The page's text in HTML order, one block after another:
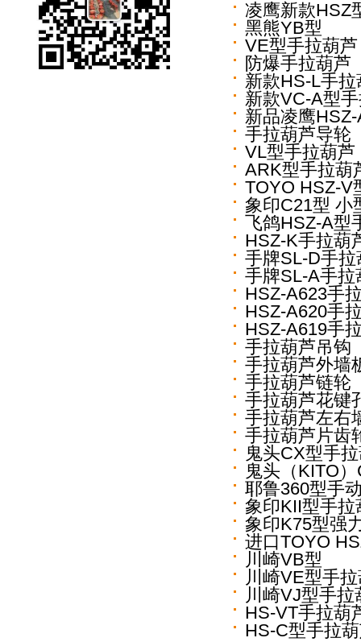
凌鹰新款HSZ
黑熊YB型
VE型手拉葫芦
防爆手拉葫芦
新款HS-L手拉
新款VC-A型
新品凌鹰
手拉葫芦导轮
VL型手拉葫芦
ARK型手拉葫
TOYO HSZ-V
象印C21型 小
飞鸽HSZ-A型
HSZ-K手拉葫
手牌SL-D手拉
手牌SL-A手拉
HSZ-A623手
HSZ-A620手
HSZ-A619手
手拉葫芦吊钩
手拉葫芦外墙
手拉葫芦链轮
手拉葫芦花键
手拉葫芦左右
手拉葫芦片齿
鬼头CX型手
鬼头（KITO
耶鲁360型手
象印KII型手拉
象印K75型强
进口TOYO
川崎VB型
川崎VE型手
川崎VJ型手拉
HS-VT手拉葫
HS-C型手拉